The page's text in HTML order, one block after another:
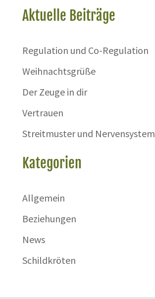
Aktuelle Beiträge
Regulation und Co-Regulation
Weihnachtsgrüße
Der Zeuge in dir
Vertrauen
Streitmuster und Nervensystem
Kategorien
Allgemein
Beziehungen
News
Schildkröten